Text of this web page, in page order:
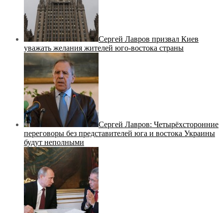
Сергей Лавров призвал Киев
уважать желания жителей юго-востока страны
Сергей Лавров: Четырёхсторонние
переговоры без представителей юга и востока Украины
будут неполными